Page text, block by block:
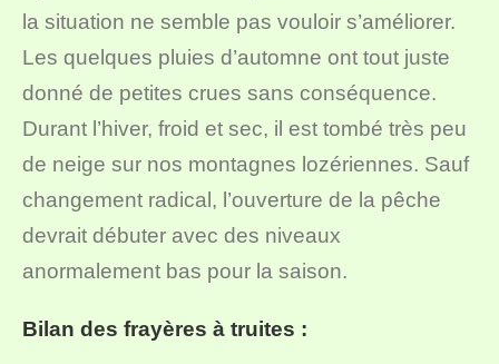
la situation ne semble pas vouloir s’améliorer.
Les quelques pluies d’automne ont tout juste
donné de petites crues sans conséquence.
Durant l’hiver, froid et sec, il est tombé très peu
de neige sur nos montagnes lozériennes. Sauf
changement radical, l’ouverture de la pêche
devrait débuter avec des niveaux
anormalement bas pour la saison.
Bilan des frayères à truites :